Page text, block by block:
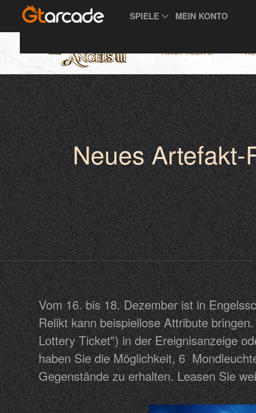
SPIELE MEIN KONTO
HAUPTSEITE
Neues Artefakt-
Vom 16. bis 18. Dezember ist in
Relikt kann beispiellose Attribute
Lottery Ticket") in der Ereignisanzeige
haben Sie die Möglichkeit, 6
Gegenstände zu erhalten. Leasen Sie